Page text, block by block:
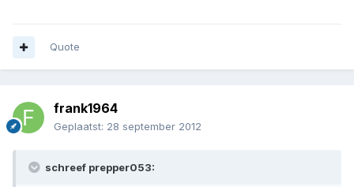
Quote
frank1964
Geplaatst: 28 september 2012
schreef prepper053: